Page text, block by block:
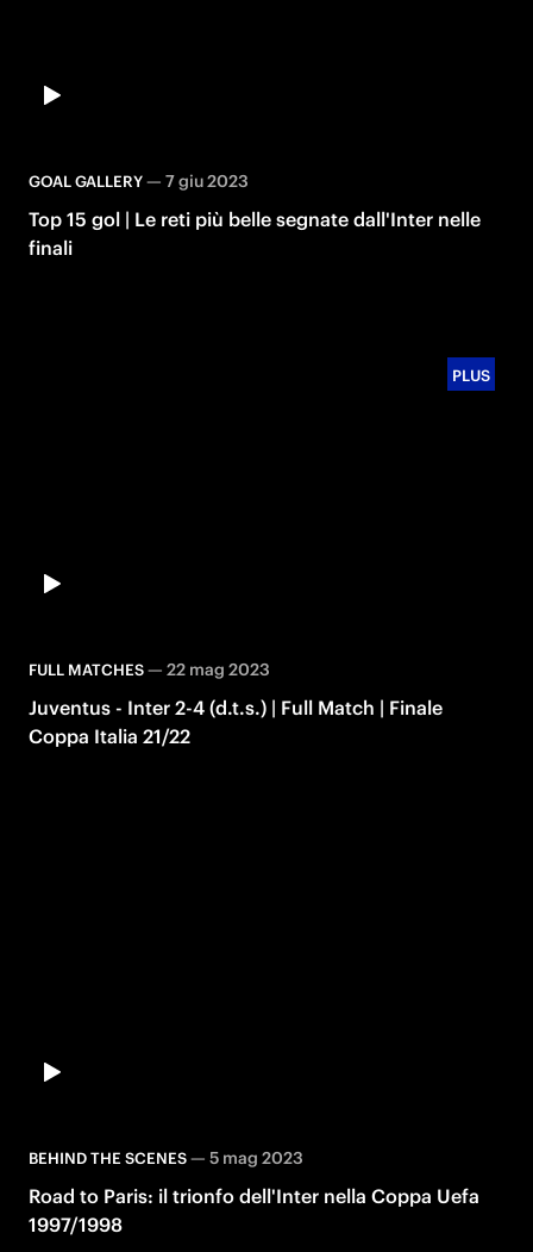
GOAL GALLERY— 7 giu 2023
Top 15 gol | Le reti più belle segnate dall'Inter nelle
finali
PLUS
FULL MATCHES— 22 mag 2023
Juventus - Inter 2-4 (d.t.s.) | Full Match | Finale
Coppa Italia 21/22
BEHIND THE SCENES— 5 mag 2023
Road to Paris: il trionfo dell'Inter nella Coppa Uefa
1997/1998